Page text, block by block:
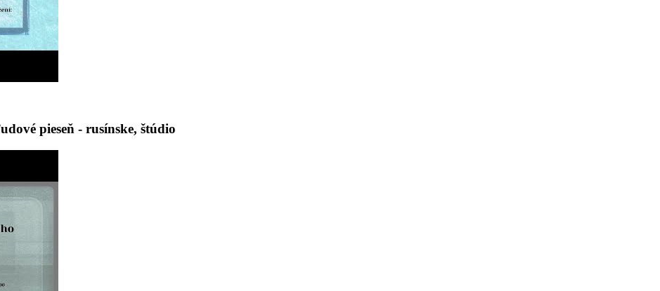
pieseň - rusínske, štúdio